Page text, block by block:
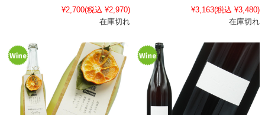
¥2,700(税込 ¥2,970)
在庫切れ
¥3,163(税込 ¥3,480)
在庫切れ